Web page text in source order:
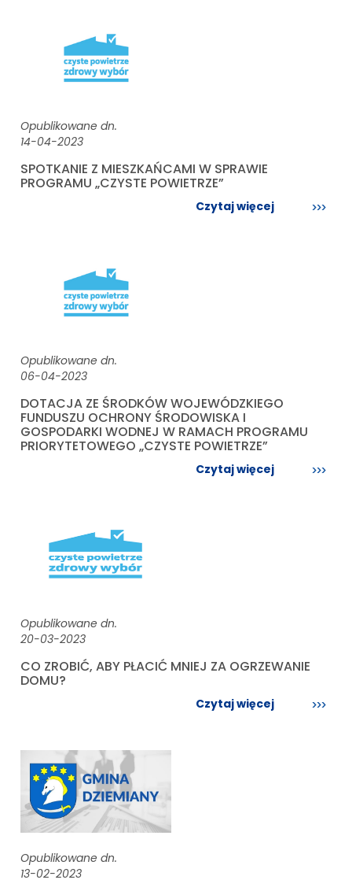
Opublikowane dn.
14-04-2023
SPOTKANIE Z MIESZKAŃCAMI W SPRAWIE
PROGRAMU „CZYSTE POWIETRZE”
Czytaj więcej
Opublikowane dn.
06-04-2023
DOTACJA ZE ŚRODKÓW WOJEWÓDZKIEGO
FUNDUSZU OCHRONY ŚRODOWISKA I
GOSPODARKI WODNEJ W RAMACH PROGRAMU
PRIORYTETOWEGO „CZYSTE POWIETRZE”
Czytaj więcej
Opublikowane dn.
20-03-2023
CO ZROBIĆ, ABY PŁACIĆ MNIEJ ZA OGRZEWANIE
DOMU?
Czytaj więcej
Opublikowane dn.
13-02-2023